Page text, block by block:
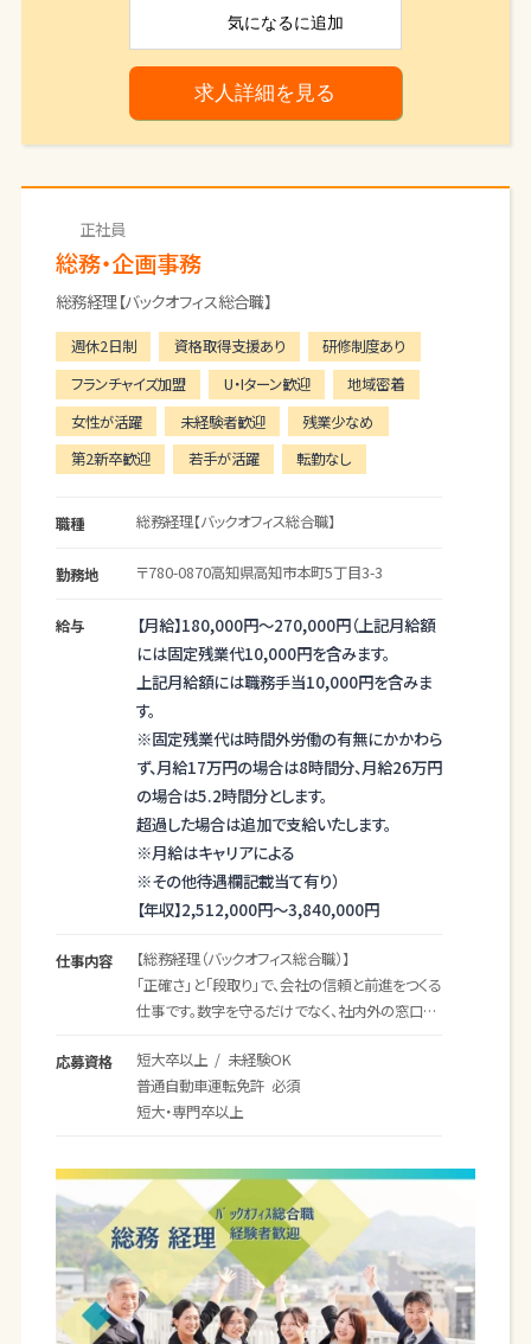
・社内研修
労務業務
・社会保険や雇用保険の手続き
・入社、退職の手続き
・社内情報共有の管理
・SNS、ホームページの発信管理
その他
・機器・備品・施設管理
・資格取得支援など
※社用車（ＡＴ）を使用して外出することがありま
す。
────────────────────
じておられる方は、ぜひ、弊社にご応募ください。
あなたの可能性を最大限に引き出す環境が、高知
新しい挑戦を通じて、充実したキャリアを築きましょ
う！
気になるに追加
求人詳細を見る
正社員
総務・企画事務
総務経理【バックオフィス総合職】
週休2日制 資格取得支援あり
研修制度あり
フランチャイズ加盟
U・Iターン歓迎
地域密着
女性が活躍
未経験者歓迎
残業少なめ
第2新卒歓迎
若手が活躍 転勤なし
職種 総務経理【バックオフィス総合職】
勤務地 〒780-0870高知県高知市本町5丁目3-3
給与 【月給】180,000円～270,000円（上記月給額
には固定残業代10,000円を含みます。
上記月給額には職務手当10,000円を含みま
す。
※固定残業代は時間外労働の有無にかかわら
ず、月給17万円の場合は8時間分、月給26万円
の場合は5.2時間分とします。
超過した場合は追加で支給いたします。
※月給はキャリアによる
※その他待遇欄記載当て有り）
【年収】2,512,000円～3,840,000円
仕事内容
【総務経理（バックオフィス総合職）】
「正確さ」と「段取り」で、会社の信頼と前進をつくる
仕事です。数字を守るだけでなく、社内外の窓口と
ります。20代若手も活躍中。コツコツ型の努力が、
きちんと価値になる環境です。
こんな方に向いています
・人を支えることにやりがいを感じる
・ミスなく丁寧に、最後までやり切れる
・「もっと良くできる」を考えるのが好き
・社内外のやり取りも前向きにできる
■経理・財務・会計（メイン）
伝票作成、入金処理、請求書発行、買掛金登録、金
応募資格
短大卒以上 / 未経験OK
普通自動車運転免許 必須
短大・専門卒以上